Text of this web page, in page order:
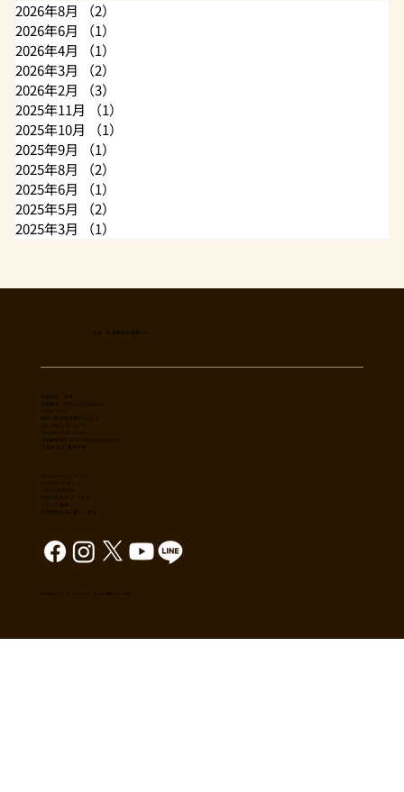
2026年8月 （2）
2026年6月
（1）
2026年4月
（1）
2026年3月
（2）
2026年2月
（3）
2025年11月
（1）
2025年10月
（1）
2025年9月
（1）
2025年8月
（2）
2025年6月
（1）
2025年5月
（2）
2025年3月
（1）
日本一多国籍なお肉屋さん
​有限会社 秀幸
登録番号：T8021002061566
〒254-0002
神奈川県平塚市横内3785-4
TEL: 0463-54-1173
FAX: 0463-54-1186
【営業時間】 9:30-19:30(sun18:30)
【 定休日 】 毎週木曜
肉のユーダイについて
カタログ/ショップ
ブログ/お知らせ
​お問い合わせ/アクセス
スタッフ募集
特定商取引法に基づく表記